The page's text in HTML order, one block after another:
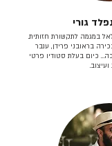
גורי
במגמה לתקשורת חזותית.
בראובני פרידן, ענבר
כיום בעלת סטודיו פרטי
ועיצוב.